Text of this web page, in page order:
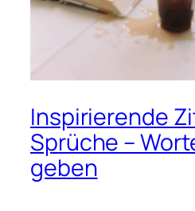
Inspirierende
Sprüche –
geben